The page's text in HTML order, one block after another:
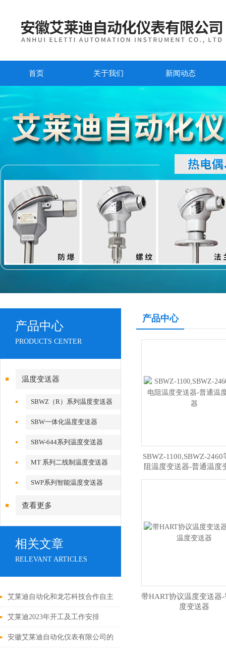
首页 关于我们 新闻动态
产品中心
PRODUCTS CENTER
温度变送器
SBWZ（R）系列温度变送器
SBW一体化温度变送器
SBW-644系列温度变送器
MT 系列二线制温度变送器
SWP系列智能温度变送器
查看更多
相关文章
RELEVANT ARTICLES
艾莱迪自动化和龙芯科技合作自主
创新突破国际技术“卡脖子“
艾莱迪2023年开工及工作安排
安徽艾莱迪自动化仪表有限公司的
产品中心
SBWZ-1100,SBWZ-2460
阻温度变送器-普通温度
带HART协议温度变送器
度变送器